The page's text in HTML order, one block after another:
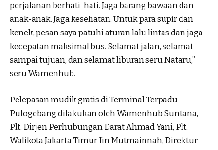
perjalanan berhati-hati. Jaga barang bawaan dan
anak-anak. Jaga kesehatan. Untuk para supir dan
kenek, pesan saya patuhi aturan lalu lintas dan jaga
kecepatan maksimal bus. Selamat jalan, selamat
sampai tujuan, dan selamat liburan seru Nataru,”
seru Wamenhub.
Pelepasan mudik gratis di Terminal Terpadu
Pulogebang dilakukan oleh Wamenhub Suntana,
Plt. Dirjen Perhubungan Darat Ahmad Yani, Plt.
Walikota Jakarta Timur Iin Mutmainnah, Direktur